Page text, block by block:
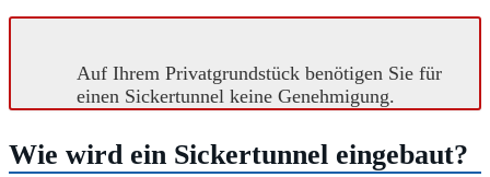
Auf Ihrem Privatgrundstück benötigen Sie für
einen Sickertunnel keine Genehmigung.
Wie wird ein Sickertunnel eingebaut?